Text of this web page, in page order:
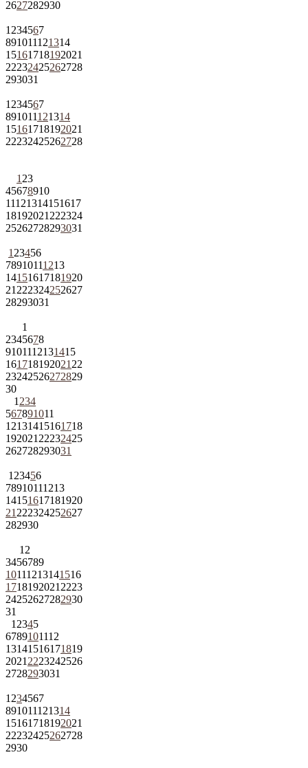
2627282930
1 234567
891011121314
15161718192021
22232425262728
293031
1 234567
891011121314
15161718192021
22232425262728
1 23
45678910
11121314151617
18192021 222324
25262728293031
1 23456
78910111213
14151617181920
21 222324252627
28293031
1
2345678
9101112131415
161718192021 22
23242526272829
30
1 234
567891011
12131415161718
192021 22232425
262728293031
1 23456
78910111213
14151617181920
21 222324252627
282930
1 2
3456789
10111213141516
1718192021 2223
24252627282930
31
1 2345
6789101112
13141516171819
2021 2223242526
2728293031
1 234567
891011121314
15161718192021
22232425262728
2930